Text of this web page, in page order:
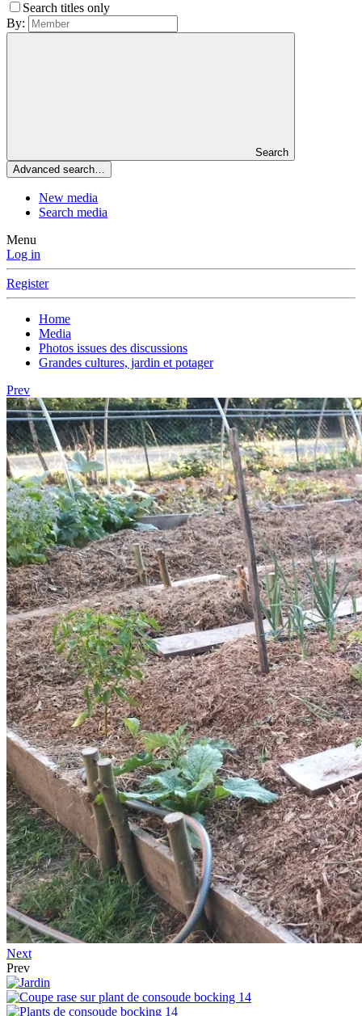
Search titles only
By:
Search
Advanced search…
New media
Search media
Menu
Log in
Register
Home
Media
Photos issues des discussions
Grandes cultures, jardin et potager
Prev
Next
Prev